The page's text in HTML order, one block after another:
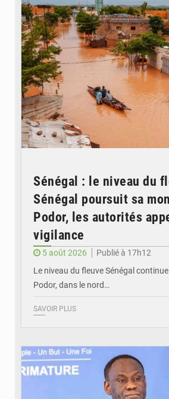
Sénégal : le niveau du
Sénégal poursuit sa
Podor, les autorités
vigilance
5 août 2026
Publié à 17h12
Le niveau du fleuve Sénégal
Podor, dans le nord…
SAVOIR PLUS